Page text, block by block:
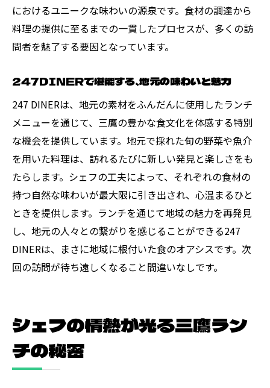
におけるユニークな味わいの源泉です。食材の調達から
料理の提供に至るまでの一貫したプロセスが、多くの訪
問者を魅了する要因となっています。
247DINERで堪能する、地元の味わいと魅力
247 DINERは、地元の素材をふんだんに使用したランチ
メニューを通じて、三鷹の豊かな食文化を体感する特別
な機会を提供しています。地元で採れた旬の野菜や魚介
を用いた料理は、訪れるたびに新しい発見と楽しさをも
たらします。シェフの工夫によって、それぞれの食材の
持つ自然な味わいが最大限に引き出され、心温まるひと
ときを提供します。ランチを通じて地域の魅力を再発見
し、地元の人々との繋がりを感じることができる247
DINERは、まさに地域に根付いた食のオアシスです。次
回の訪問が待ち遠しくなること間違いなしです。
シェフの情熱が光る三鷹ラン
チの秘密